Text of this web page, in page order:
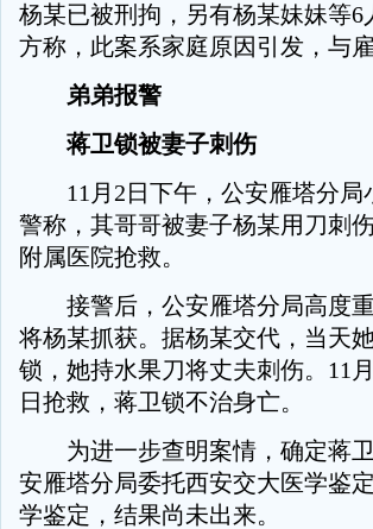
杨某已被刑拘，另有杨某妹妹等
方称，此案系家庭原因引发，与
弟弟报警
蒋卫锁被妻子刺伤
11月2日下午，公安雁塔分局
警称，其哥哥被妻子杨某用刀刺
附属医院抢救。
接警后，公安雁塔分局高度重
将杨某抓获。据杨某交代，当天
锁，她持水果刀将丈夫刺伤。11
日抢救，蒋卫锁不治身亡。
为进一步查明案情，确定蒋卫
安雁塔分局委托西安交大医学鉴
学鉴定，结果尚未出来。